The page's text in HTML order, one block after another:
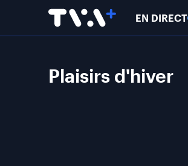
EN DIRECT
Plaisirs d'hiver